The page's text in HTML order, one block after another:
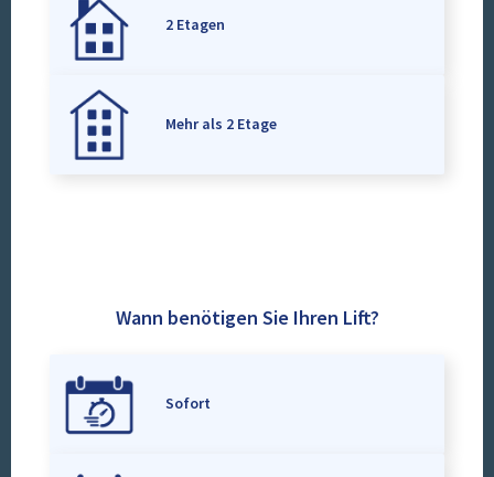
2 Etagen
Mehr als 2 Etage
Wann benötigen Sie Ihren Lift?
Sofort